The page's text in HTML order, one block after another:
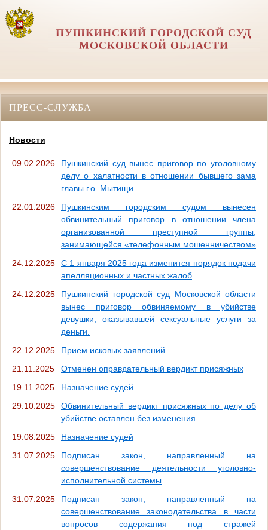
ПУШКИНСКИЙ ГОРОДСКОЙ СУД
МОСКОВСКОЙ ОБЛАСТИ
ПРЕСС-СЛУЖБА
Новости
09.02.2026
Пушкинский суд вынес приговор по уголовному
делу о халатности в отношении бывшего зама
главы г.о. Мытищи
22.01.2026
Пушкинским городским судом вынесен
обвинительный приговор в отношении члена
организованной преступной группы,
занимающейся «телефонным мошенничеством»
24.12.2025
С 1 января 2025 года изменится порядок подачи
апелляционных и частных жалоб
24.12.2025
Пушкинский городской суд Московской области
вынес приговор обвиняемому в убийстве
девушки, оказывавшей сексуальные услуги за
деньги.
22.12.2025
Прием исковых заявлений
21.11.2025
Отменен оправдательный вердикт присяжных
19.11.2025
Назначение судей
29.10.2025
Обвинительный вердикт присяжных по делу об
убийстве оставлен без изменения
19.08.2025
Назначение судей
31.07.2025
Подписан закон, направленный на
совершенствование деятельности уголовно-
исполнительной системы
31.07.2025
Подписан закон, направленный на
совершенствование законодательства в части
вопросов содержания под стражей